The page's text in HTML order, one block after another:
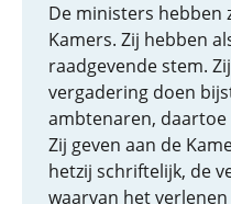
De ministers hebben
Kamers. Zij hebben
raadgevende stem.
vergadering doen
ambtenaren, daartoe
Zij geven aan de
hetzij schriftelijk, de
waarvan het